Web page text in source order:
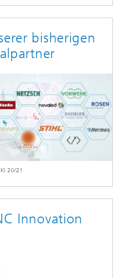
bisherigen
20/21
Innovation